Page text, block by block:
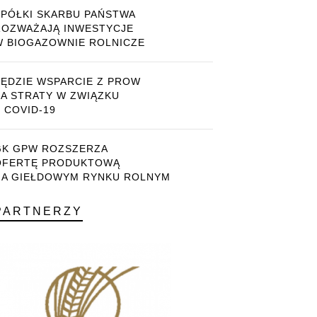
SKARBU PAŃSTWA
INWESTYCJE
BIOGAZOWNIE ROLNICZE
WSPARCIE Z PROW
STRATY W ZWIĄZKU
COVID-19
GPW ROZSZERZA
PRODUKTOWĄ
GIEŁDOWYM RYNKU ROLNYM